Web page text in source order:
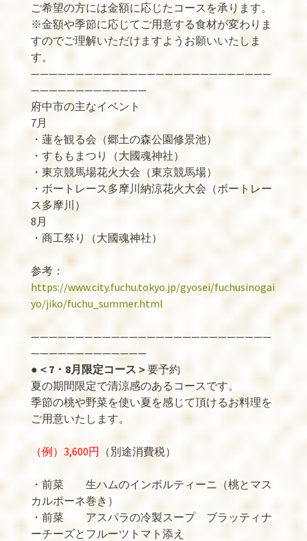
ご希望の方には金額に応じたコースを承ります。
※金額や季節に応じてご用意する食材が変わりま
すのでご理解いただけますようお願いいたしま
す。
———————————————————————————
—————————————
府中市の主なイベント
7月
・蓮を観る会（郷土の森公園修景池）
・すももまつり（大國魂神社）
・東京競馬場花火大会（東京競馬場）
・ボートレース多摩川納涼花火大会（ボートレー
ス多摩川）
8月
・商工祭り（大國魂神社）
参考：
https://www.city.fuchu.tokyo.jp/gyosei/fuchusinogai
yo/jiko/fuchu_summer.html
———————————————————————————
—————————————
● ＜7・8月限定コース＞要予約
夏の期間限定で清涼感のあるコースです。
季節の桃や野菜を使い夏を感じて頂けるお料理を
ご用意いたします。
（例）3,600円 （別途消費税）
・前菜 生ハムのインボルティーニ（桃とマス
カルポーネ巻き）
・前菜 アスパラの冷製スープ ブラッティナ
ーチーズとフルーツトマト添え